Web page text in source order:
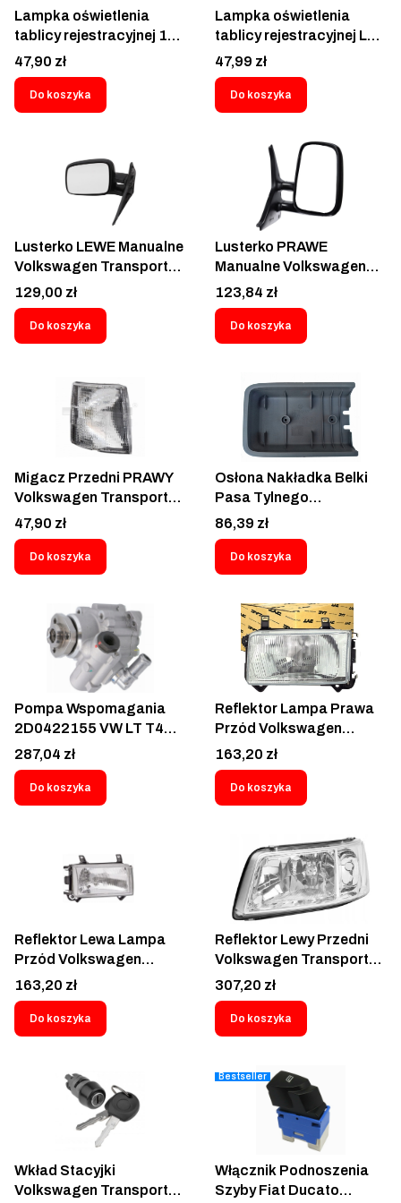
Lampka oświetlenia
tablicy rejestracyjnej 12V
24V ze światem
pozycyjnym tył przewód
0,5 m Naczepa
Przyczepa Laweta
Mercedes Nissan Renault
Scania Volvo
Volkswagen Avia
Cena
47,90 zł
Do koszyka
Lampka oświetlenia
tablicy rejestracyjnej LED
12V 24V z Światłem
pozycyjnym Naczepa
Przyczepa Platforma
Daf Man Iveco Renault
Cabstar Crafter Ducato
Boxer Jumper Movano
Master Sprinter
Transporter Transit
Cena
47,99 zł
Do koszyka
Lusterko LEWE Manualne
Volkswagen Transporter
T4 1990-2003 - 956651-
E
Cena
129,00 zł
Do koszyka
Lusterko PRAWE
Manualne Volkswagen
Transporter T4 1990-
2003 - 956652-E
Cena
123,84 zł
Do koszyka
Migacz Przedni PRAWY
Volkswagen Transporter
T4 1990-2003 Biały -
9566192E
Cena
47,90 zł
Do koszyka
Osłona Nakładka Belki
Pasa Tylnego
Volkswagen Crafter II
Transporter T6.1 T6 T5
2003-
Cena
86,39 zł
Do koszyka
Pompa Wspomagania
2D0422155 VW LT T4
2.5 TDI SDI Volkswagen
LT28 LT32 LT35 LT46 LT
28 35 46 Transporter T4
Multivan IV Caravelle 2,5
Cena
287,04 zł
Do koszyka
Reflektor Lampa Prawa
Przód Volkswagen
Transporter T4 1990-
2003 956610-E
Cena
163,20 zł
Do koszyka
Reflektor Lewa Lampa
Przód Volkswagen
TRANSPORTER T4
1990-2003- 956609-E
Cena
163,20 zł
Do koszyka
Reflektor Lewy Przedni
Volkswagen Transporter
T5 2003-2009 -
9568090E
Cena
307,20 zł
Do koszyka
Wkład Stacyjki
Volkswagen Transporter
Bestseller
Włącznik Podnoszenia
Szyby Fiat Ducato